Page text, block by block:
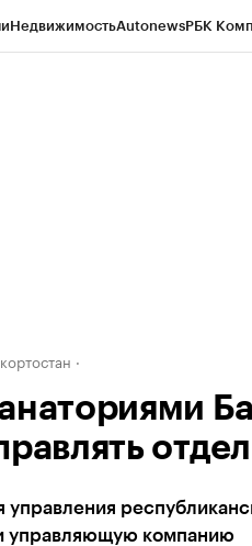
НедвижимостьAutonewsРБК
управления
управляющую компанию